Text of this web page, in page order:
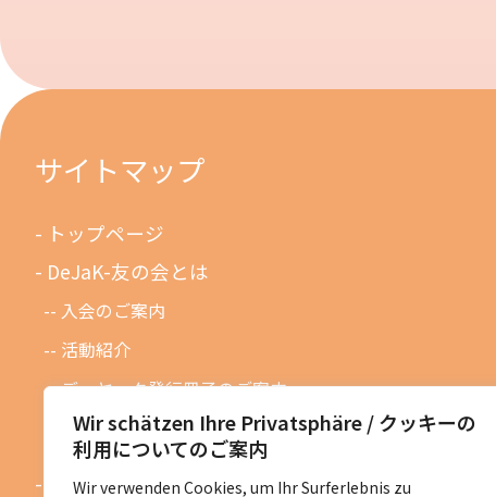
Wir schätzen Ihre Privatsphäre / クッキーの
利用についてのご案内
Wir verwenden Cookies, um Ihr Surferlebnis zu
サイトマップ
トップページ
DeJaK-友の会とは
入会のご案内
活動紹介
デーヤック発行冊子のご案内
DeJaK友の会設立１０周年記念
お知らせ